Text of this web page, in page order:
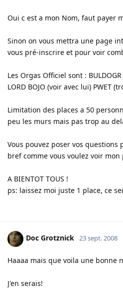
Oui c est a mon Nom, faut payer
Sinon on vous mettra une page
vous pré-inscrire et pour voir
Les Orgas Officiel sont :
LORD BOJO (voir avec lui) PWET
Limitation des places a 50
peu les murs mais pas trop au
Vous pouvez poser vos
bref comme vous voulez voir
A BIENTOT TOUS !
ps: laissez moi juste 1 place, ce
Doc Grotznick 23 sept. 2008
Haaaa mais que voila une bonne
J'en serais!